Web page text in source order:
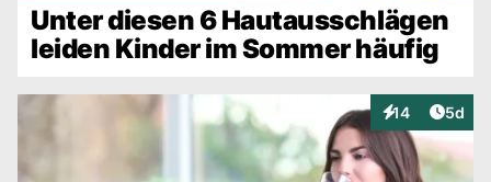
Unter diesen 6 Hautausschlägen
leiden Kinder im Sommer häufig
14
Interaktionen
5d